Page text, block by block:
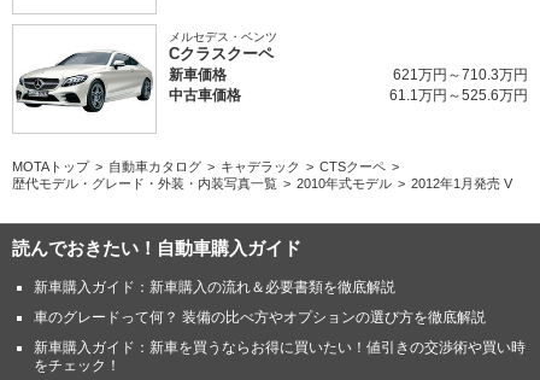
メルセデス・ベンツ
Cクラスクーペ
新車価格
621万円～710.3万円
中古車価格
61.1万円～525.6万円
MOTAトップ 自動車カタログ キャデラック
CTSクーペ
歴代モデル・グレード・外装・内装写真一覧
2010年式モデル 2012年1月発売 V
読んでおきたい！自動車購入ガイド
新車購入ガイド：新車購入の流れ＆必要書類を徹底解説
車のグレードって何？ 装備の比べ方やオプションの選び方を徹底解説
新車購入ガイド：新車を買うならお得に買いたい！値引きの交渉術や買い時
をチェック！